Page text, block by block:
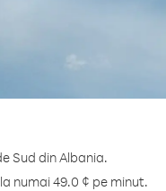
Sud din Albania.
numai 49.0 ¢ pe minut.